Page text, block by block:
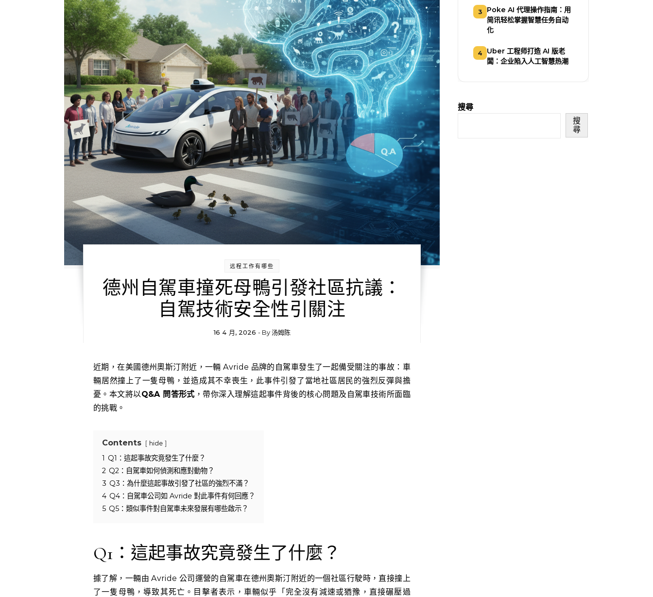
远程工作有哪些
德州自駕車撞死母鴨引發社區抗議：
自駕技術安全性引關注
16 4 月, 2026 - By汤姆陈
近期，在美國德州奧斯汀附近，一輛 Avride 品牌的自駕車發生了一起備受關注的事故：車
輛居然撞上了一隻母鴨，並造成其不幸喪生，此事件引發了當地社區居民的強烈反彈與擔
憂。本文將以Q&A 問答形式 ，帶你深入理解這起事件背後的核心問題及自駕車技術所面臨
的挑戰。
Contents hide
1 Q1：這起事故究竟發生了什麼？
2 Q2：自駕車如何偵測和應對動物？
3 Q3：為什麼這起事故引發了社區的強烈不滿？
4 Q4：自駕車公司如 Avride 對此事件有何回應？
5 Q5：類似事件對自駕車未來發展有哪些啟示？
Q1：這起事故究竟發生了什麼？
據了解，一輛由 Avride 公司運營的自駕車在德州奧斯汀附近的一個社區行駛時，直接撞上
了一隻母鴨，導致其死亡。目擊者表示，車輛似乎「完全沒有減速或猶豫，直接碾壓過
3
Poke AI 代理操作指南：用
简讯轻松掌握智慧任务自动
化
4
Uber 工程师打造 AI 版老
闆：企业陷入人工智慧热潮
搜尋
搜
尋